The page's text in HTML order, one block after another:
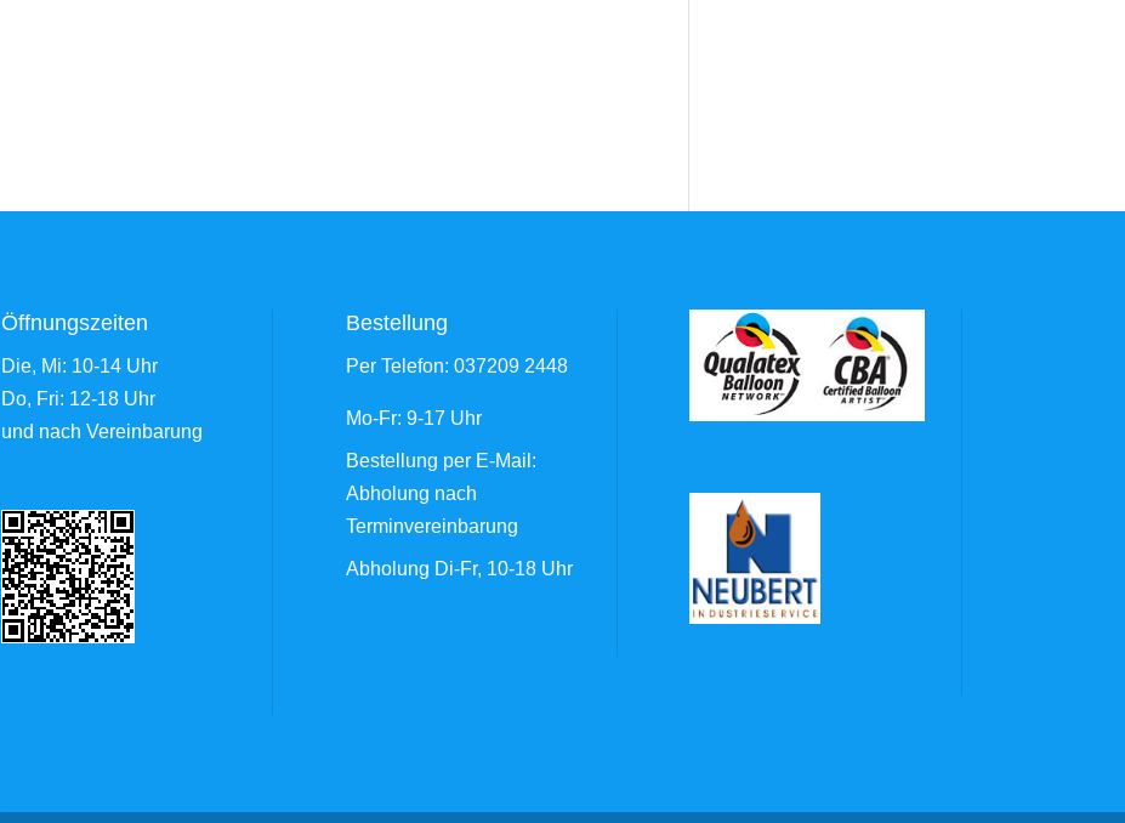
Öffnungszeiten
Die, Mi: 10-14 Uhr
Do, Fri: 12-18 Uhr
und nach Vereinbarung
Bestellung
Per Telefon: 037209 2448
Mo-Fr: 9-17 Uhr
Bestellung per E-Mail :
Abholung nach
Terminvereinbarung
Abholung Di-Fr, 10-18 Uhr